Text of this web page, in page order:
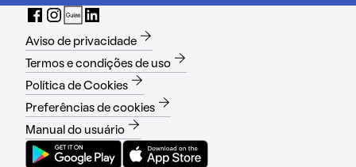
Aviso de privacidade
Termos e condições de uso
Política de Cookies
Preferências de cookies
Manual do usuário